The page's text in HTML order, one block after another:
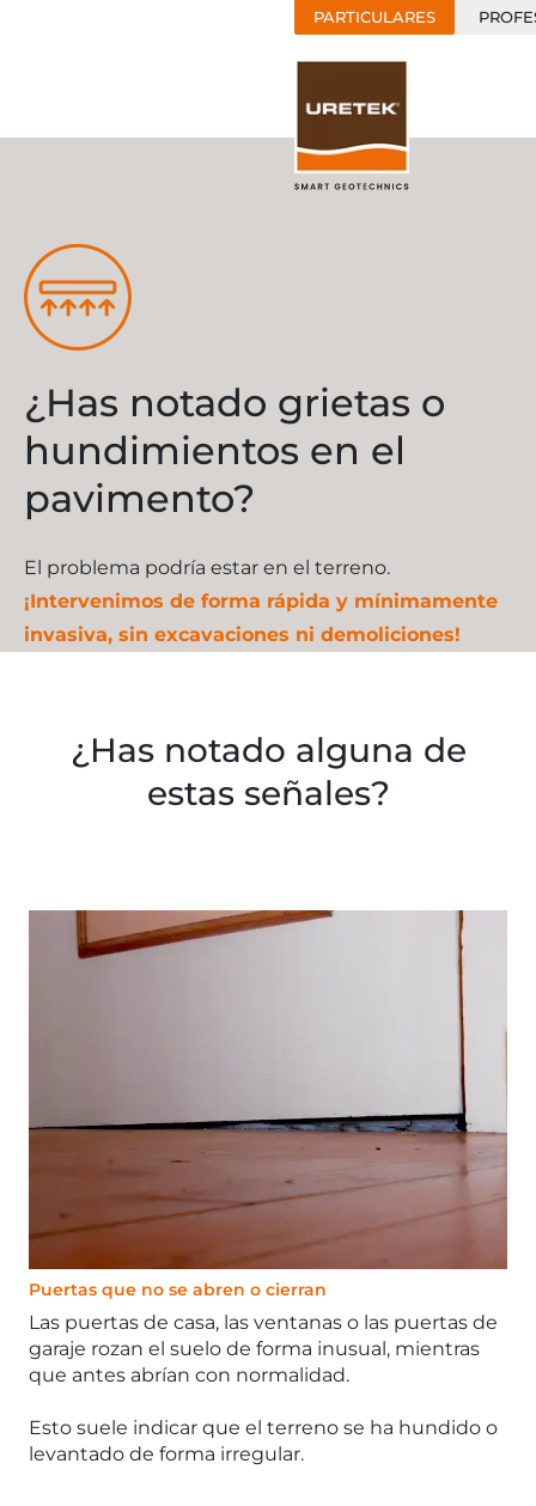
PARTICULARES
¿Has notado grietas o
hundimientos en el
pavimento?
El problema podría estar en el terreno.
¡Intervenimos de forma rápida y mínimamente
invasiva, sin excavaciones ni demoliciones!
¿Has notado alguna de
estas señales?
Puertas que no se abren o cierran
Las puertas de casa, las ventanas o las puertas de
garaje rozan el suelo de forma inusual, mientras
que antes abrían con normalidad.
Esto suele indicar que el terreno se ha hundido o
levantado de forma irregular.